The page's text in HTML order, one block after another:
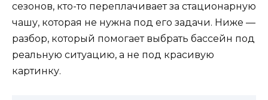
сезонов, кто-то переплачивает за стационарную
чашу, которая не нужна под его задачи. Ниже —
разбор, который помогает выбрать бассейн под
реальную ситуацию, а не под красивую
картинку.